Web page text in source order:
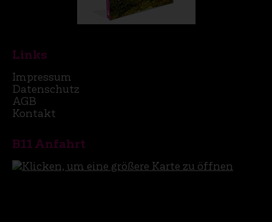
Links
Impressum
Datenschutz
AGB
Kontakt
B11 Anfahrt